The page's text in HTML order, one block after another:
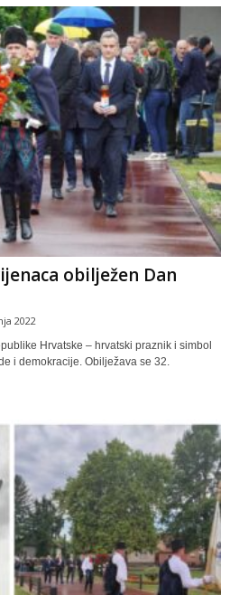
obilježen Dan
2022
Hrvatske – hrvatski praznik i simbol
i demokracije. Obilježava se 32.